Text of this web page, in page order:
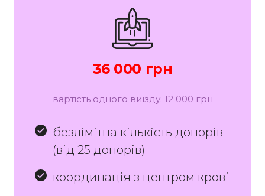
36 000 грн
вартість одного виїзду: 12 000 грн
безлімітна кількість донорів
(від 25 донорів)
координація з центром крові